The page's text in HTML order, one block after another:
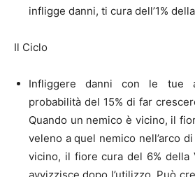
infligge danni, ti cura dell’1%
Il Ciclo
Infliggere danni con le tue
probabilità del 15% di far
Quando un nemico è vicino, il
veleno a quel nemico nell’arco
vicino, il fiore cura del 6% della